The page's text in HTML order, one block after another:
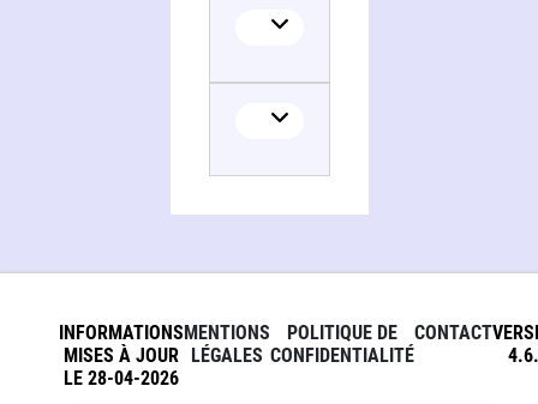
INFORMATIONS
MISES À JOUR
LE 28-04-2026
MENTIONS
LÉGALES
POLITIQUE DE
CONFIDENTIALITÉ
CONTACT